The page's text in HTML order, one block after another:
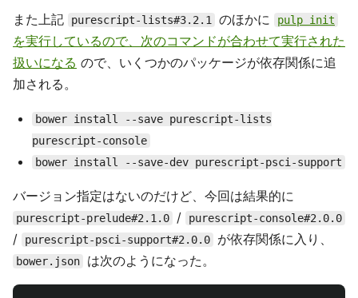
また上記 purescript-lists#3.2.1 のほかに pulp init
を実行しているので、次のコマンドが合わせて実行された
扱いになる ので、いくつかのパッケージが依存関係に追
加される。
bower install --save purescript-lists
purescript-console
bower install --save-dev purescript-psci-support
バージョン指定はないのだけど、今回は結果的に
purescript-prelude#2.1.0 / purescript-console#2.0.0
/ purescript-psci-support#2.0.0 が依存関係に入り、
bower.json は次のようになった。